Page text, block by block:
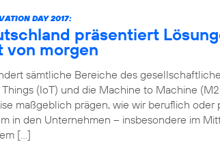
DAY 2017:
präsentiert
von morgen
sämtliche Bereiche des
(IoT) und die Machine to Machine
maßgeblich prägen, wie wir beruflich oder
in den Unternehmen – insbesondere im
[…]